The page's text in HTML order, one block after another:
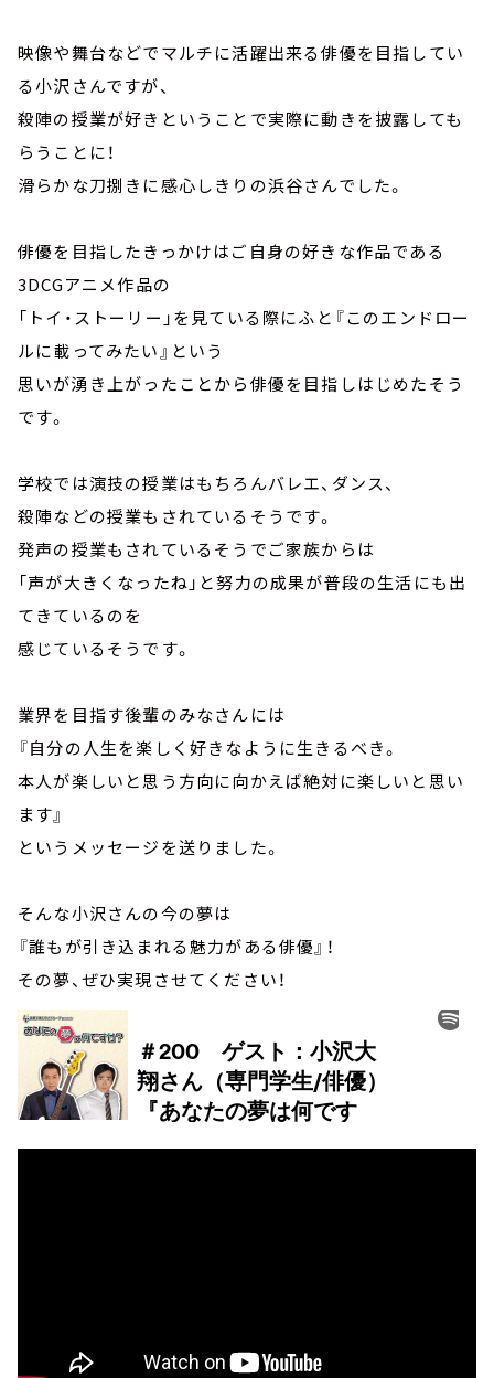
映像や舞台などでマルチに活躍出来る俳優を目指してい
る小沢さんですが、
殺陣の授業が好きということで実際に動きを披露しても
らうことに！
滑らかな刀捌きに感心しきりの浜谷さんでした。
俳優を目指したきっかけはご自身の好きな作品である
3DCGアニメ作品の
「トイ・ストーリー」を見ている際にふと『このエンドロー
ルに載ってみたい』という
思いが湧き上がったことから俳優を目指しはじめたそう
です。
学校では演技の授業はもちろんバレエ、ダンス、
殺陣などの授業もされているそうです。
発声の授業もされているそうでご家族からは
「声が大きくなったね」と努力の成果が普段の生活にも出
てきているのを
感じているそうです。
業界を目指す後輩のみなさんには
『自分の人生を楽しく好きなように生きるべき。
本人が楽しいと思う方向に向かえば絶対に楽しいと思い
ます』
というメッセージを送りました。
そんな小沢さんの今の夢は
『誰もが引き込まれる魅力がある俳優』！
その夢、ぜひ実現させてください！